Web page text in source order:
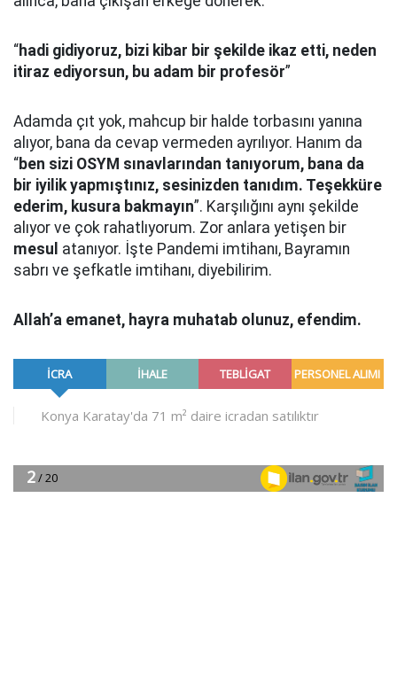
“hadi gidiyoruz, bizi kibar bir şekilde ikaz etti, neden
itiraz ediyorsun, bu adam bir profesör”
Adamda çıt yok, mahcup bir halde torbasını yanına
alıyor, bana da cevap vermeden ayrılıyor. Hanım da
“ben sizi OSYM sınavlarından tanıyorum, bana da
bir iyilik yapmıştınız, sesinizden tanıdım. Teşekküre
ederim, kusura bakmayın”. Karşılığını aynı şekilde
alıyor ve çok rahatlıyorum. Zor anlara yetişen bir
mesul atanıyor. İşte Pandemi imtihanı, Bayramın
sabrı ve şefkatle imtihanı, diyebilirim.
Allah’a emanet, hayra muhatab olunuz, efendim.